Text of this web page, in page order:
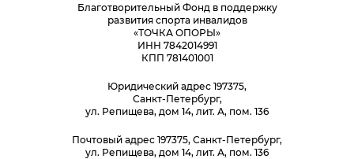
Благотворительный Фонд в поддержку
развития спорта инвалидов
«ТОЧКА ОПОРЫ»
ИНН 7842014991
КПП 781401001
Юридический адрес 197375,
Санкт-Петербург,
ул. Репищева, дом 14, лит. А, пом. 136
Почтовый адрес 197375, Санкт-Петербург,
ул. Репищева, дом 14, лит. А, пом. 136